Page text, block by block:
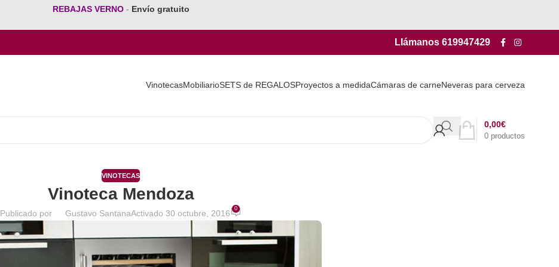
REBAJAS VERNO - Envío gratuito
Llámanos 619947429
VinotecasMobiliarioSETS de REGALOSProyectos a medidaCámaras de carneNeveras para cerveza
0 productos
0,00€
VINOTECAS
Vinoteca Mendoza
Publicado por Gustavo SantanaActivado 30 octubre, 2016 0